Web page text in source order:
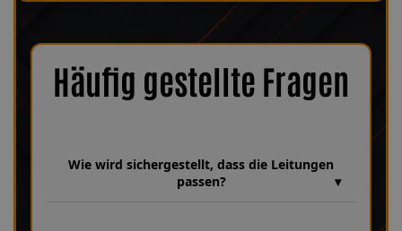
Häufig gestellte Fragen
Wie wird sichergestellt, dass die Leitungen
passen?